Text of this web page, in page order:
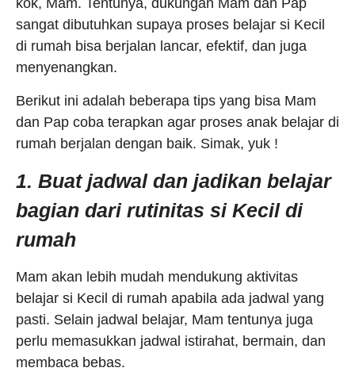
kok, Mam. Tentunya, dukungan Mam dan Pap
sangat dibutuhkan supaya proses belajar si Kecil
di rumah bisa berjalan lancar, efektif, dan juga
menyenangkan.
Berikut ini adalah beberapa tips yang bisa Mam
dan Pap coba terapkan agar proses anak belajar di
rumah berjalan dengan baik. Simak, yuk !
1. Buat jadwal dan jadikan belajar
bagian dari rutinitas si Kecil di
rumah
Mam akan lebih mudah mendukung aktivitas
belajar si Kecil di rumah apabila ada jadwal yang
pasti. Selain jadwal belajar, Mam tentunya juga
perlu memasukkan jadwal istirahat, bermain, dan
membaca bebas.